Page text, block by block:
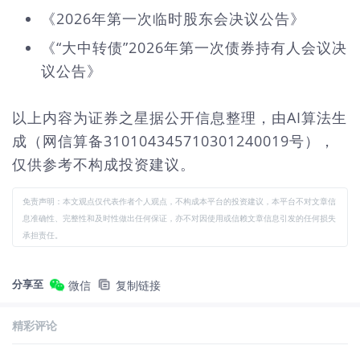
《2026年第一次临时股东会决议公告》
《“大中转债”2026年第一次债券持有人会议决
议公告》
以上内容为证券之星据公开信息整理，由AI算法生
成（网信算备310104345710301240019号），
仅供参考不构成投资建议。
免责声明：本文观点仅代表作者个人观点，不构成本平台的投资建议，本平台不对文章信
息准确性、完整性和及时性做出任何保证，亦不对因使用或信赖文章信息引发的任何损失
承担责任。
分享至 微信 复制链接
精彩评论